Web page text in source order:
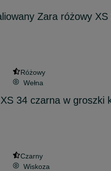
Zara różowy
Różowy
Wełna
34 czarna w groszki
Czarny
Wiskoza